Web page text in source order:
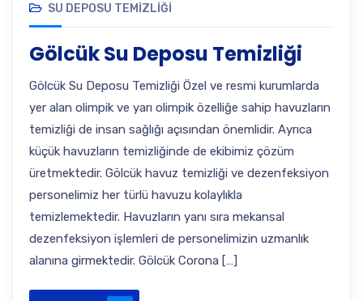
SU DEPOSU TEMIZLIĞI
Gölcük Su Deposu Temizliği
Gölcük Su Deposu Temizliği Özel ve resmi kurumlarda
yer alan olimpik ve yarı olimpik özelliğe sahip havuzların
temizliği de insan sağlığı açısından önemlidir. Ayrıca
küçük havuzların temizliğinde de ekibimiz çözüm
üretmektedir. Gölcük havuz temizliği ve dezenfeksiyon
personelimiz her türlü havuzu kolaylıkla
temizlemektedir. Havuzların yanı sıra mekansal
dezenfeksiyon işlemleri de personelimizin uzmanlık
alanına girmektedir. Gölcük Corona […]